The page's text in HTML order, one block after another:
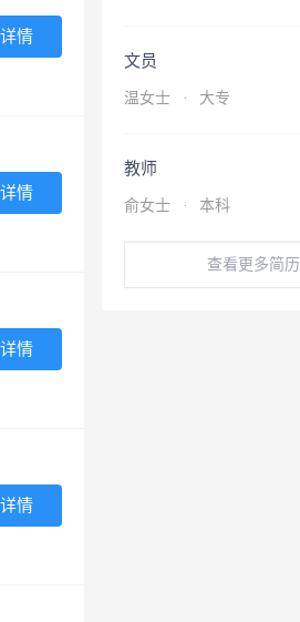
文员
温女士 · 大专
教师
俞女士 · 本科
查看更多简历
情
情
情
情